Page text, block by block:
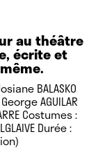
au théâtre
écrite et
BALASKO
AGUILAR
Costumes :
Durée :